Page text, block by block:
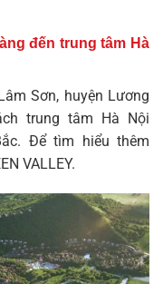
đến trung tâm Hà
Sơn, huyện Lương
trung tâm Hà Nội
Để tìm hiểu thêm
VALLEY.